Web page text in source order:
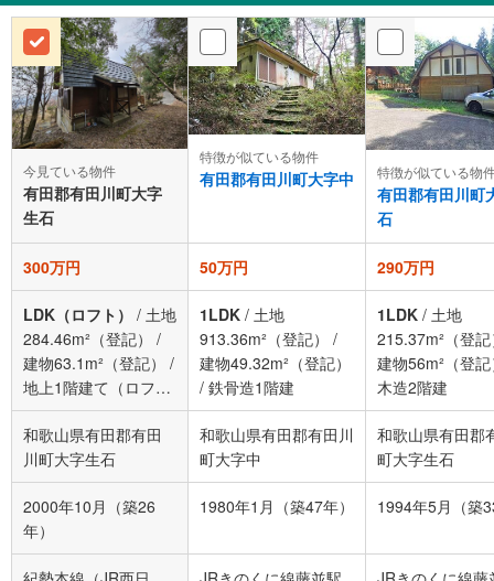
今見ている物件
有田郡有田川町大字
生石
特徴が似ている物件
有田郡有田川町大字中 特徴が似ている物
有田郡有田川町
石
300万円 50万円 290万円
LDK（ロフト） / 土地
284.46m²（登記）
/
建物63.1m²（登記）
/
地上1階建て（ロフト
付）
1LDK / 土地
913.36m²（登記）
/
建物49.32m²（登記）
/ 鉄骨造1階建
1LDK / 土地
215.37m²（登
建物56m²（登
木造2階建
和歌山県有田郡有田
川町大字生石
和歌山県有田郡有田川
町大字中
和歌山県有田郡
町大字生石
2000年10月（築26
年）
1980年1月（築47年） 1994年5月（築